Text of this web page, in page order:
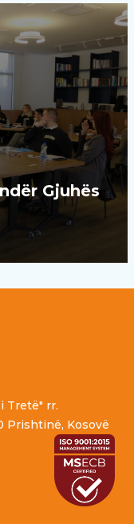
Gjuhës
Tretë" rr.
Prishtinë, Kosovë